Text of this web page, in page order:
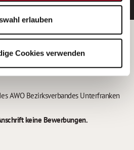
erlauben
Cookies verwenden
GmbH
AWO Bezirksverbandes Unterfranken
keine Bewerbungen.